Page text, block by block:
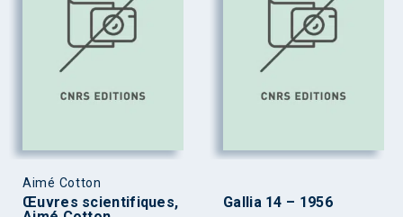
Aimé Cotton
Œuvres scientifiques,
Gallia 14 – 1956